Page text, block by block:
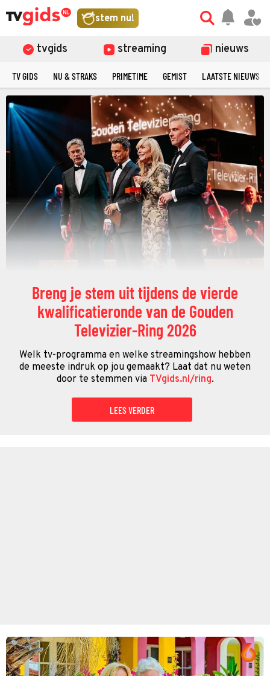
stem nu!
tvgids streaming nieuws
TV GIDS NU & STRAKS PRIMETIME GEMIST LAATSTE NIEUWS
Breng je stem uit tijdens de vierde
kwalificatieronde van de Gouden
Televizier-Ring 2026
Welk tv-programma en welke streamingshow hebben
de meeste indruk op jou gemaakt? Laat dat nu weten
door te stemmen via TVgids.nl/ring.
LEES VERDER